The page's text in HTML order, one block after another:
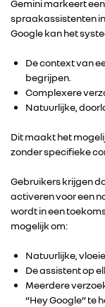
Gemini markeert
spraakassistenten
Google kan het
De context van
begrijpen.
Complexere
Natuurlijke,
Dit maakt het
zonder specifieke
Gebruikers krijgen
activeren voor een
wordt in een
mogelijk om:
Natuurlijke,
De assistent op
Meerdere
“Hey Google” te